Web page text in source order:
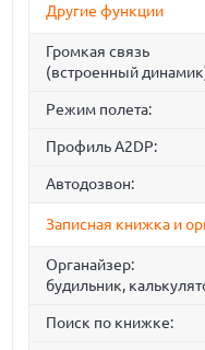
Другие функции
Громкая связь
(встроенный
Режим полета:
Профиль A2DP:
Автодозвон:
Записная книжка и
Органайзер:
будильник,
Поиск по книжке: